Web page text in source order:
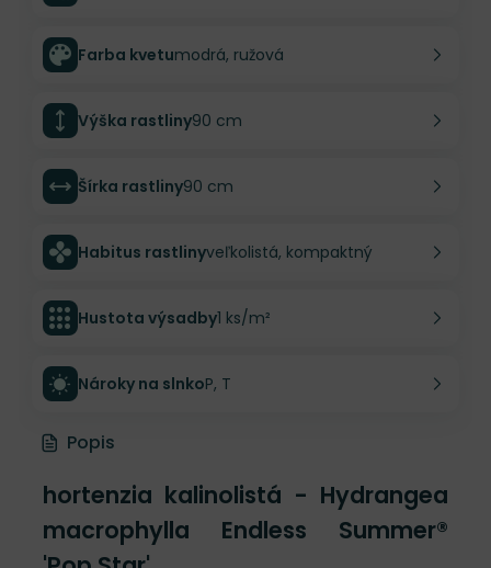
Farba kvetumodrá, ružová
Výška rastliny90 cm
Šírka rastliny90 cm
Habitus rastlinyveľkolistá, kompaktný
Hustota výsadby1 ks/m²
Nároky na slnkoP, T
Popis
hortenzia kalinolistá - Hydrangea
macrophylla Endless Summer®